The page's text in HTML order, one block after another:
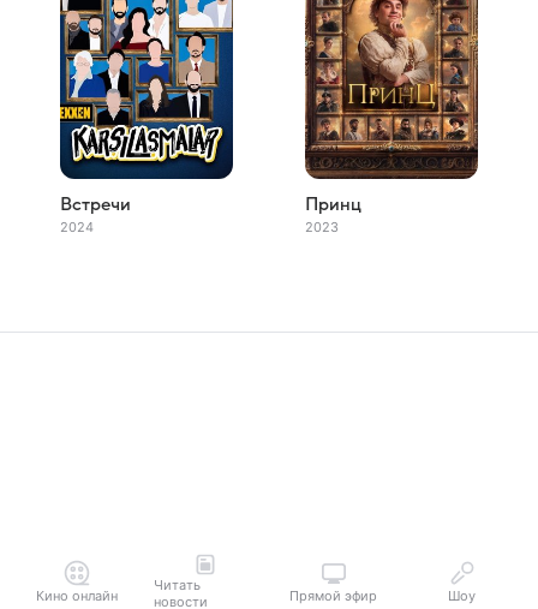
Встречи
2024
Принц
2023
Кино онлайн
Читать
новости
Прямой эфир Шоу